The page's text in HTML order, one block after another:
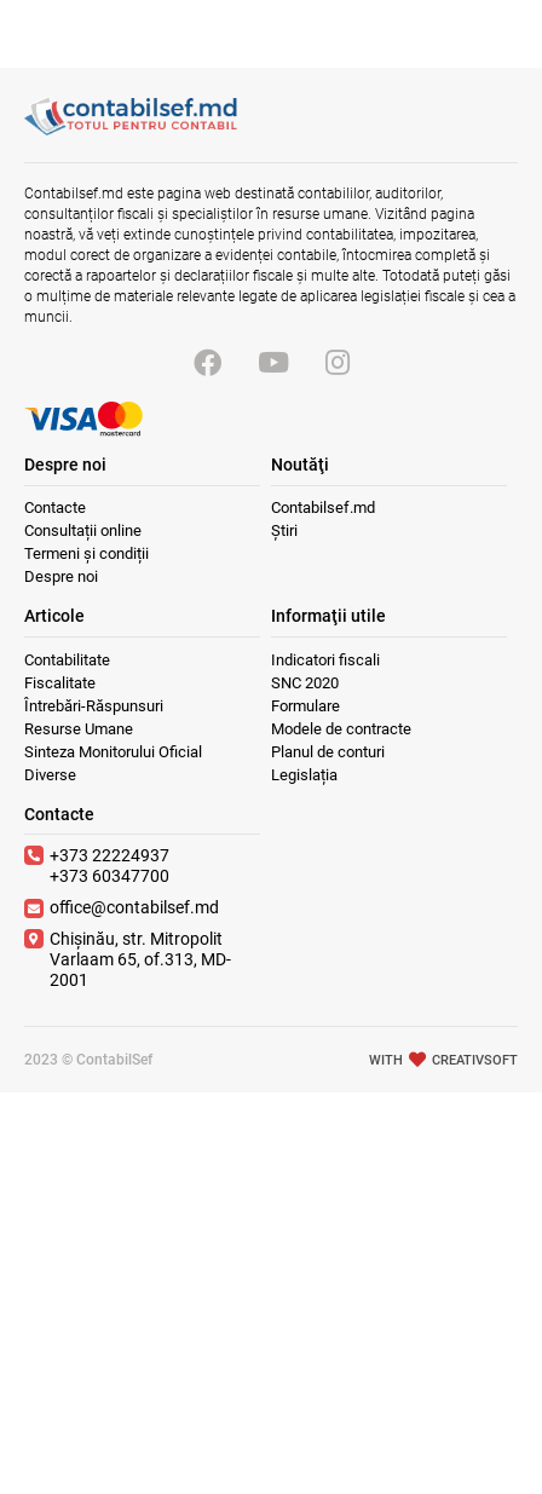
03.08.2026
Contract pentru transferul de date
personale în afara statelor cu protecție
adecvată
07.08.2026
Contabilsef.md este pagina web destinată contabililor, auditorilor,
consultanților fiscali și specialiștilor în resurse umane. Vizitând pagina
noastră, vă veți extinde cunoștințele privind contabilitatea, impozitarea,
modul corect de organizare a evidenței contabile, întocmirea completă și
corectă a rapoartelor și declarațiilor fiscale și multe alte. Totodată puteți găsi
o mulțime de materiale relevante legate de aplicarea legislației fiscale și cea a
muncii.
Despre noi
Contacte
Consultații online
Termeni și condiții
Despre noi
Noutăţi
Contabilsef.md
Știri
Articole
Contabilitate
Fiscalitate
Întrebări-Răspunsuri
Resurse Umane
Sinteza Monitorului Oficial
Diverse
Informaţii utile
Indicatori fiscali
SNC 2020
Formulare
Modele de contracte
Planul de conturi
Legislația
Contacte
+373 22224937
+373 60347700
office@contabilsef.md
Chișinău, str. Mitropolit
Varlaam 65, of.313, MD-
2001
2023 © ContabilSef WITH CREATIVSOFT